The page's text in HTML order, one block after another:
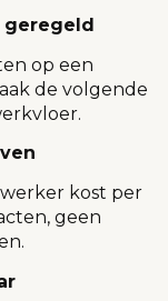
geregeld
op een
de volgende
kost per
geen